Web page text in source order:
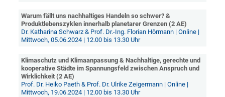
Warum fällt uns nachhaltiges Handeln so schwer? &
Produktlebenszyklen innerhalb planetarer Grenzen (2 AE)
Dr. Katharina Schwarz & Prof. Dr.-Ing. Florian Hörmann | Online |
Mittwoch, 05.06.2024 | 12.00 bis 13.30 Uhr
Klimaschutz und Klimaanpassung & Nachhaltige, gerechte und
kooperative Städte im Spannungsfeld zwischen Anspruch und
Wirklichkeit (2 AE)
Prof. Dr. Heiko Paeth & Prof. Dr. Ulrike Zeigermann | Online |
Mittwoch, 19.06.2024 | 12.00 bis 13.30 Uhr